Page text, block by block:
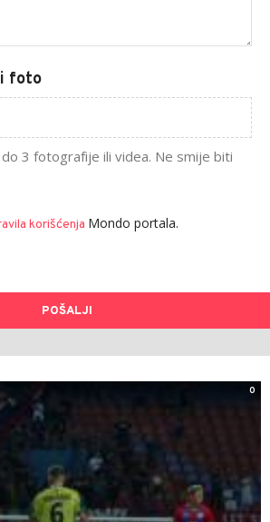
foto
3 fotografije ili videa. Ne smije biti
korišćenja Mondo portala.
POŠALJI
0